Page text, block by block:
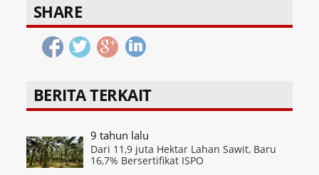
SHARE
BERITA TERKAIT
9 tahun lalu
Dari 11,9 juta Hektar Lahan Sawit, Baru
16,7% Bersertifikat ISPO